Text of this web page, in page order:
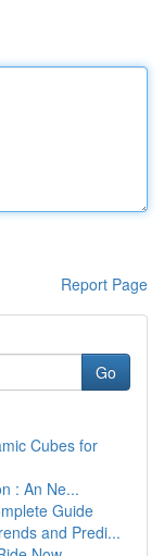
Report Page
Go
Cubes for
: An Ne...
Guide
and Predi...